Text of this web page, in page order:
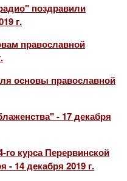
поздравили
г.
православной
основы православной
- 17 декабря
го курса Перервинской
- 14 декабря 2019 г.